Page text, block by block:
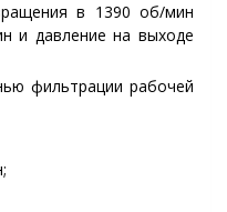
в 1390 об/мин
и давление на выходе
фильтрации рабочей
;